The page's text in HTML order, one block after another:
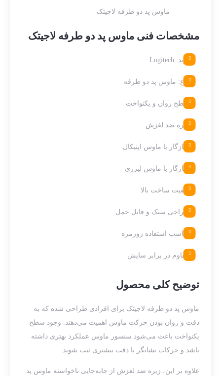
ماوس پد دو طرفه لاجیتک
مشخصات فنی ماوس پد دو طرفه لاجیتک
برند: Logitech
نوع: ماوس پد دو طرفه
سطح روان و یکنواخت
زیره ضد لغزش
سازگار با ماوس اپتیکال
سازگار با ماوس لیزری
کیفیت ساخت بالا
طراحی سبک و قابل حمل
مناسب استفاده روزمره
مقاوم در برابر سایش
توضیح کلی محصول
ماوس پد دو طرفه لاجیتک برای افرادی طراحی شده که به
دقت و روان بودن حرکت ماوس اهمیت می‌دهند. وجود سطح
یکنواخت باعث می‌شود سنسور ماوس عملکرد بهتری داشته
باشد و حرکات نشانگر با دقت بیشتری ثبت شوند.
علاوه بر این، زیره ضد لغزش از جابه‌جایی ناخواسته ماوس پد